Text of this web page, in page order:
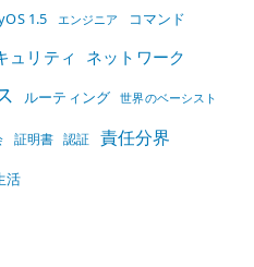
1.5 エンジニア コマンド
ュリティ ネットワーク
ルーティング 世界のベーシスト
証明書 認証 責任分界
活